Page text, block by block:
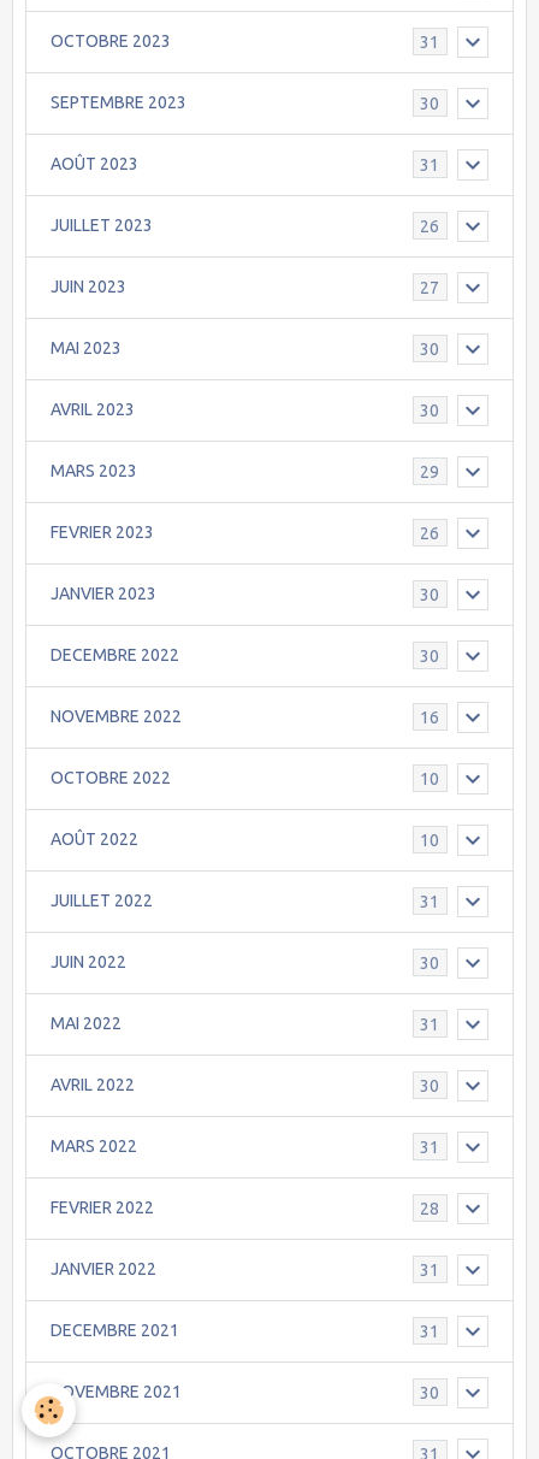
OCTOBRE 2023 31
SEPTEMBRE 2023 30
AOÛT 2023 31
JUILLET 2023 26
JUIN 2023 27
MAI 2023 30
AVRIL 2023 30
MARS 2023 29
FEVRIER 2023 26
JANVIER 2023 30
DECEMBRE 2022 30
NOVEMBRE 2022 16
OCTOBRE 2022 10
AOÛT 2022 10
JUILLET 2022 31
JUIN 2022 30
MAI 2022 31
AVRIL 2022 30
MARS 2022 31
FEVRIER 2022 28
JANVIER 2022 31
DECEMBRE 2021 31
NOVEMBRE 2021 30
OCTOBRE 2021 31